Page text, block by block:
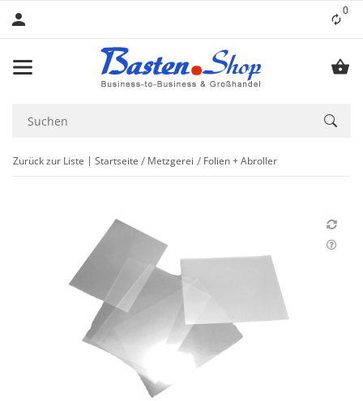
0
Zurück zur Liste Startseite Metzgerei Folien + Abroller